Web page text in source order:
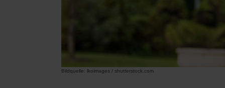
Bildquelle: lkoimages / shutterstock.com